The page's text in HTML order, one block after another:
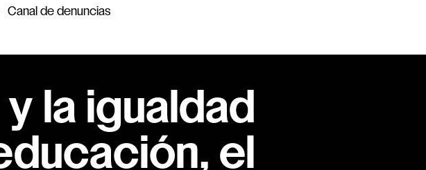
Canal de denuncias
la igualdad
el